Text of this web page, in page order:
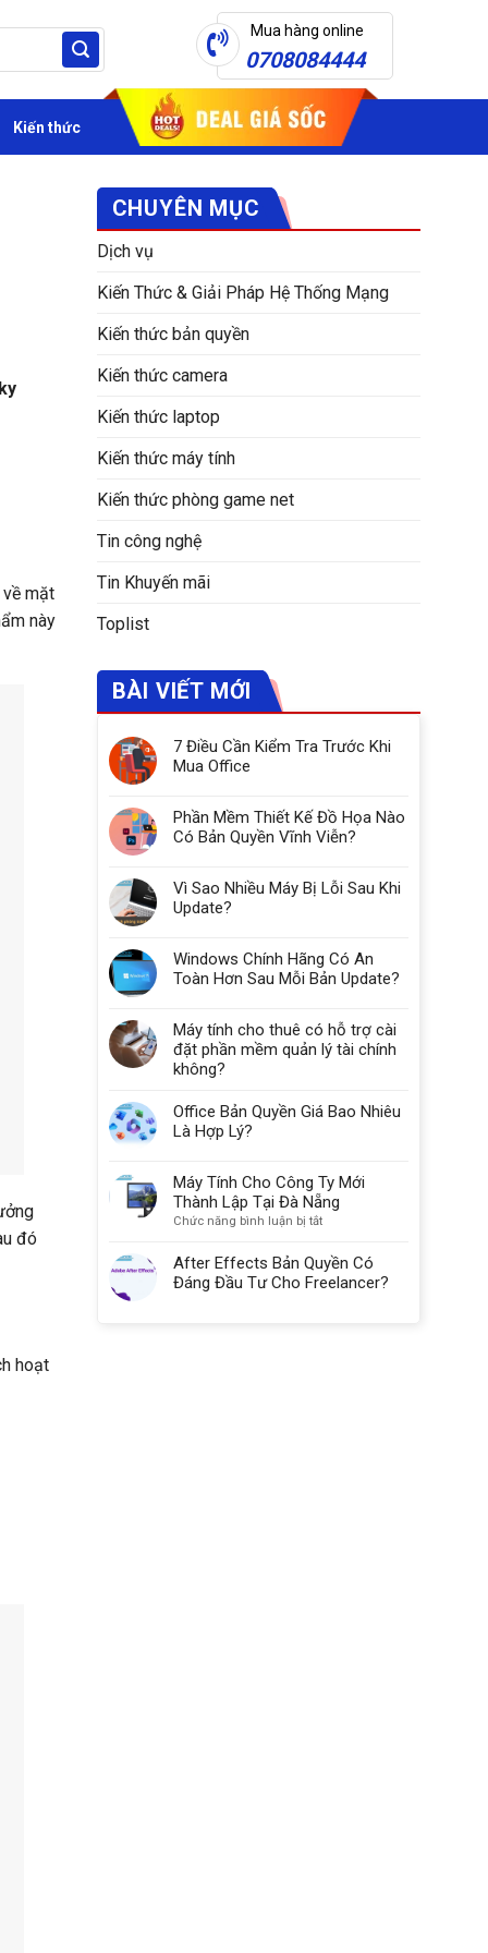
Mua hàng online
0708084444
Kiến thức
mặt
này
đó
hoạt
CHUYÊN MỤC
Dịch vụ
Kiến Thức & Giải Pháp Hệ Thống Mạng
Kiến thức bản quyền
Kiến thức camera
Kiến thức laptop
Kiến thức máy tính
Kiến thức phòng game net
Tin công nghệ
Tin Khuyến mãi
Toplist
BÀI VIẾT MỚI
7 Điều Cần Kiểm Tra Trước Khi
Mua Office
Phần Mềm Thiết Kế Đồ Họa Nào
Có Bản Quyền Vĩnh Viễn?
Vì Sao Nhiều Máy Bị Lỗi Sau Khi
Update?
Windows Chính Hãng Có An
Toàn Hơn Sau Mỗi Bản Update?
Máy tính cho thuê có hỗ trợ cài
đặt phần mềm quản lý tài chính
không?
Office Bản Quyền Giá Bao Nhiêu
Là Hợp Lý?
Máy Tính Cho Công Ty Mới
Thành Lập Tại Đà Nẵng
Chức năng bình luận bị tắtở
Tính
Cho
After Effects Bản Quyền Có
Đáng Đầu Tư Cho Freelancer?